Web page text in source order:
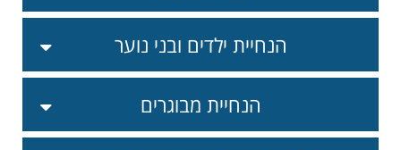
הנחיית ילדים ובני נוער
הנחיית מבוגרים